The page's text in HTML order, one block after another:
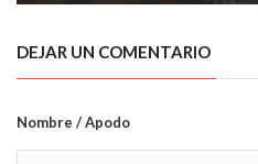
DEJAR UN COMENTARIO
Nombre / Apodo